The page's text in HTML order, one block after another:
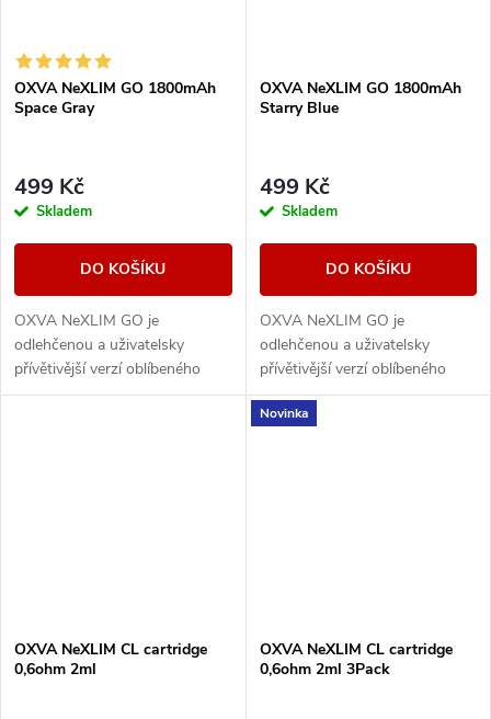
OXVA NeXLIM GO 1800mAh
Space Gray
499 Kč
Skladem
DO KOŠÍKU
OXVA NeXLIM GO je
odlehčenou a uživatelsky
přívětivější verzí oblíbeného
modelu NeXLIM, která si však
OXVA NeXLIM GO 1800mAh
Starry Blue
499 Kč
Skladem
DO KOŠÍKU
OXVA NeXLIM GO je
odlehčenou a uživatelsky
přívětivější verzí oblíbeného
modelu NeXLIM, která si však
zachovává všechny klíčové
OXVA NeXLIM CL cartridge
0,6ohm 2ml
Novinka
OXVA NeXLIM CL cartridge
0,6ohm 2ml 3Pack